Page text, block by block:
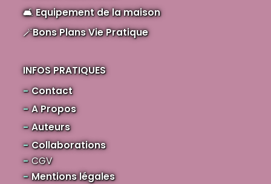
🛋️Equipement de la maison
🪄Bons Plans Vie Pratique
INFOS PRATIQUES
Contact
A Propos
Auteurs
Collaborations
CGV
Mentions légales